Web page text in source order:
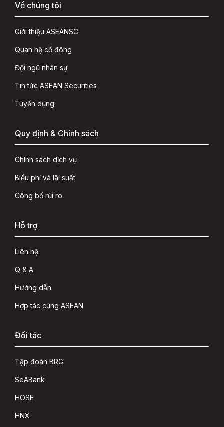
Về chúng tôi
Giới thiệu ASEANSC
Quan hệ cổ đông
Đội ngũ nhân sự
Tin tức ASEAN Securities
Tuyển dụng
Quy định & Chính sách
Chính sách dịch vụ
Biểu phí và lãi suất
Công bố rủi ro
Hỗ trợ
Liên hệ
Q & A
Hướng dẫn
Hợp tác cùng ASEAN
Đối tác
Tập đoàn BRG
SeABank
HOSE
HNX